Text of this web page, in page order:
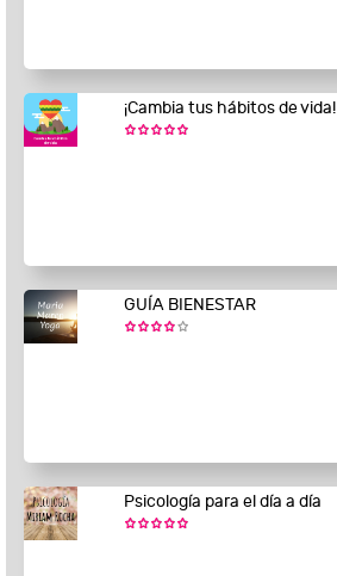
¡Cambia tus hábitos de vida!
GUÍA BIENESTAR
Psicología para el día a día